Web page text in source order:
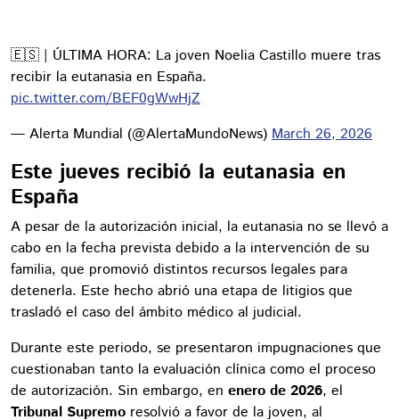
🇪🇸 | ÚLTIMA HORA: La joven Noelia Castillo muere tras
recibir la eutanasia en España.
pic.twitter.com/BEF0gWwHjZ
— Alerta Mundial (@AlertaMundoNews) March 26, 2026
Este jueves recibió la eutanasia en
España
A pesar de la autorización inicial, la eutanasia no se llevó a
cabo en la fecha prevista debido a la intervención de su
familia, que promovió distintos recursos legales para
detenerla. Este hecho abrió una etapa de litigios que
trasladó el caso del ámbito médico al judicial.
Durante este periodo, se presentaron impugnaciones que
cuestionaban tanto la evaluación clínica como el proceso
de autorización. Sin embargo, en enero de 2026, el
Tribunal Supremo resolvió a favor de la joven, al